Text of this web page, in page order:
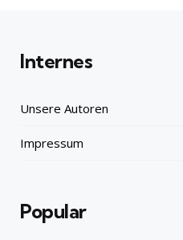
Internes
Unsere Autoren
Impressum
Popular